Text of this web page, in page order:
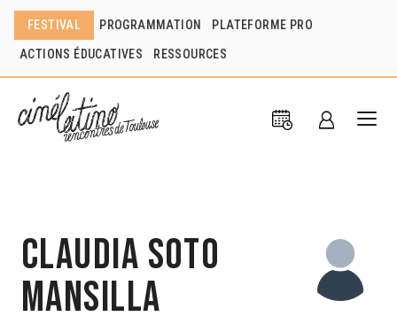
FESTIVAL PROGRAMMATION PLATEFORME PRO
ACTIONS ÉDUCATIVES RESSOURCES
Claudia Soto
Mansilla